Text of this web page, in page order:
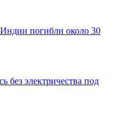
погибли около 30
без электричества под